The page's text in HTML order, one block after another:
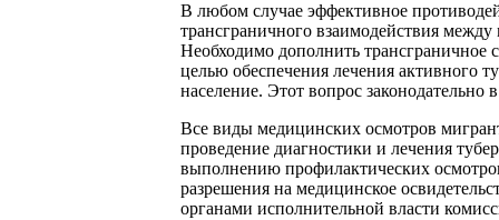
В любом случае эффективное
трансграничного взаимодействия
Необходимо дополнить трансграничное
целью обеспечения лечения активного
население. Этот вопрос законодательно
Все виды медицинских осмотров
проведение диагностики и лечения
выполнению профилактических
разрешения на медицинское
органами исполнительной власти